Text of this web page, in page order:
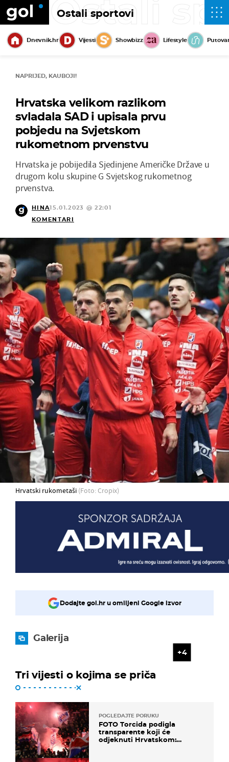
Ostali sportovi
Ostali
Dnevnik.hr Vijesti Showbizz Lifestyle
NAPRIJED, KAUBOJI!
Hrvatska velikom razlikom
svladala SAD i upisala prvu
pobjedu na Svjetskom
rukometnom prvenstvu
Hrvatska je pobijedila Sjedinjene Američke Države u
drugom kolu skupine G Svjetskog rukometnog
prvenstva.
HINA15.01.2023 @ 22:01
KOMENTARI
Hrvatski rukometaši (Foto: Cropix)
Dodajte gol.hr u omiljeni Google izvor
Galerija
4
Tri vijesti o kojima se priča
POGLEDAJTE PORUKU
FOTO Torcida podigla
transparente koji će
odjeknuti Hrvatskom: